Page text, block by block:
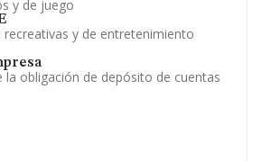
y de juego
recreativas y de entretenimiento
la obligación de depósito de cuentas